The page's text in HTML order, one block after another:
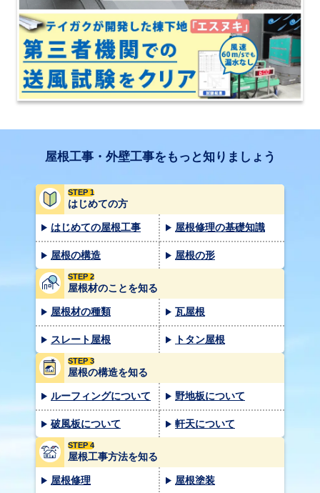
屋根工事・外壁工事をもっと知りましょう
STEP 1
はじめての方
はじめての屋根工事 屋根修理の基礎知識
屋根の構造 屋根の形
STEP 2
屋根材のことを知る
屋根材の種類 瓦屋根
スレート屋根 トタン屋根
STEP 3
屋根の構造を知る
ルーフィングについて 野地板について
破風板について 軒天について
STEP 4
屋根工事方法を知る
屋根修理 屋根塗装